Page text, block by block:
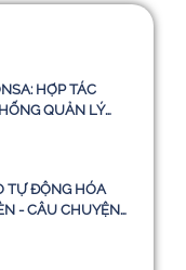
TÁC
QUẢN LÝ
TỰ ĐỘNG HÓA
- CÂU CHUYỆN